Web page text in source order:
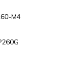
M4